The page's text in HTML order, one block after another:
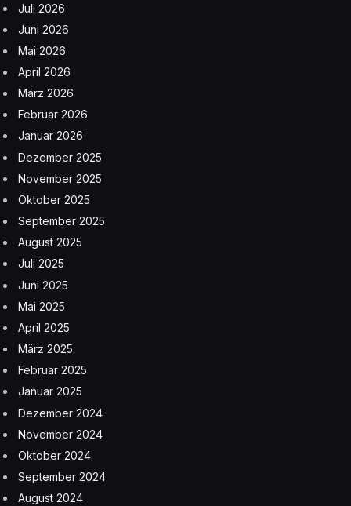
Juli 2026
Juni 2026
Mai 2026
April 2026
März 2026
Februar 2026
Januar 2026
Dezember 2025
November 2025
Oktober 2025
September 2025
August 2025
Juli 2025
Juni 2025
Mai 2025
April 2025
März 2025
Februar 2025
Januar 2025
Dezember 2024
November 2024
Oktober 2024
September 2024
August 2024